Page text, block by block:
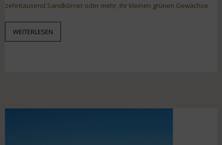
zehntausend Sandkörner oder mehr, ihr kleinen grünen Gewächse
WEITERLESEN